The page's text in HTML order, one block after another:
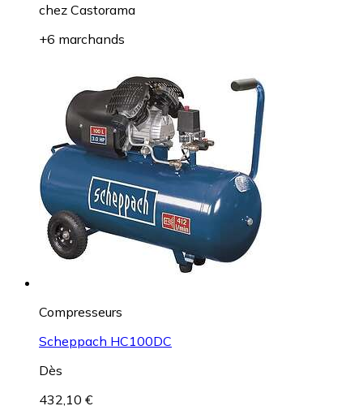
chez Castorama
+6 marchands
Compresseurs
Scheppach HC100DC
Dès
432,10 €